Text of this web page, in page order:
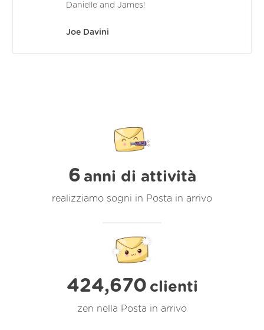
Danielle and James!
Joe Davini
6 anni di attività
realizziamo sogni in Posta in arrivo
424,670 clienti
zen nella Posta in arrivo